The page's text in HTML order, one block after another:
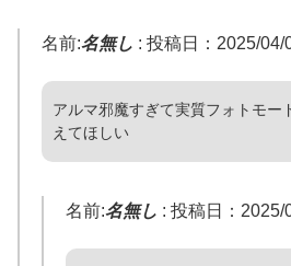
名前:名無し : 投稿日：2025/04/
アルマ邪魔すぎて実質フォトモー
えてほしい
名前:名無し : 投稿日：2025/